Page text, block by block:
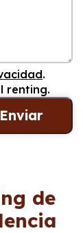
.
renting.
de